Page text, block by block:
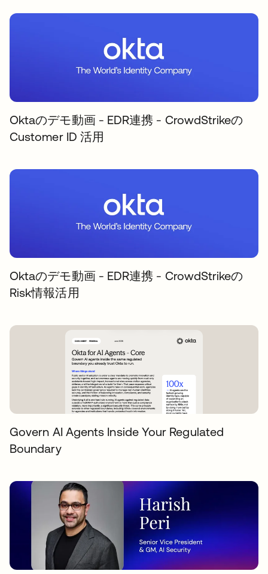
Oktaのデモ動画 - EDR連携 - CrowdStrikeの
Customer ID 活用
Oktaのデモ動画 - EDR連携 - CrowdStrikeの
Risk情報活用
Govern AI Agents Inside Your Regulated
Boundary